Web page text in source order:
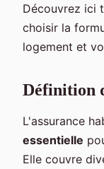
Découvrez ici
choisir la
logement et
Définition
L'assurance
essentielle
Elle couvre